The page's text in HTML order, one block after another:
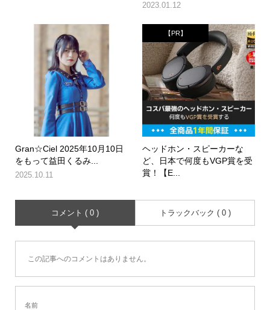
2023.01.12
Gran☆Ciel 2025年10月10日
をもって益田くるみ...
2025.10.11
【PR】
ヘッドホン・スピーカーな
ど、日本で何度もVGP賞を受
賞！【E...
コメント ( 0 ) トラックバック ( 0 )
この記事へのコメントはありません。
名前